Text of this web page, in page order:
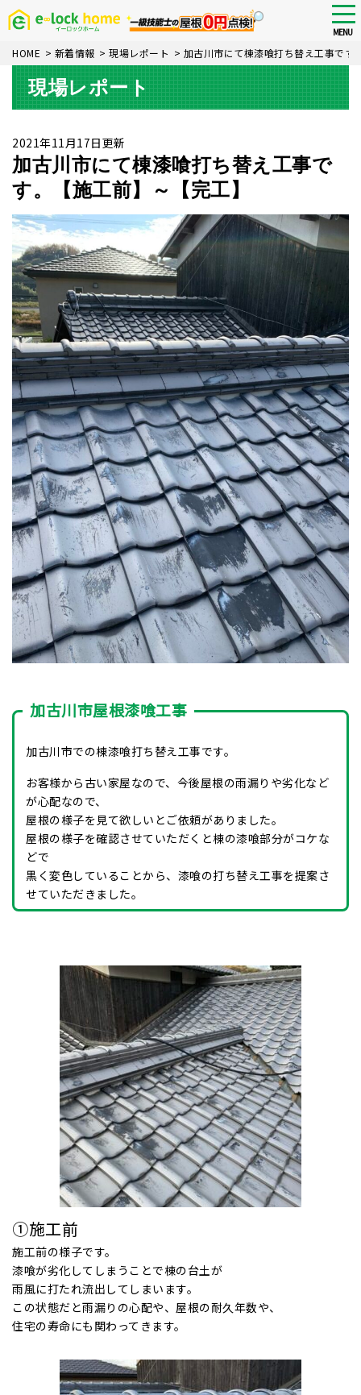
Skip
content
MENU
HOME > 新着情報 > 現場レポート > 加古川市にて棟漆喰打ち替え工事です
現場レポート
2021年11月17日更新
加古川市にて棟漆喰打ち替え工事で
す。【施工前】～【完工】
加古川市屋根漆喰工事
加古川市での棟漆喰打ち替え工事です。
お客様から古い家屋なので、今後屋根の雨漏りや劣化など
が心配なので、
屋根の様子を見て欲しいとご依頼がありました。
屋根の様子を確認させていただくと棟の漆喰部分がコケな
どで
黒く変色していることから、漆喰の打ち替え工事を提案さ
せていただきました。
①施工前
施工前の様子です。
漆喰が劣化してしまうことで棟の台土が
雨風に打たれ流出してしまいます。
この状態だと雨漏りの心配や、屋根の耐久年数や、
住宅の寿命にも関わってきます。